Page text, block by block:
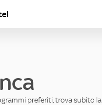
preferiti, trova subito la